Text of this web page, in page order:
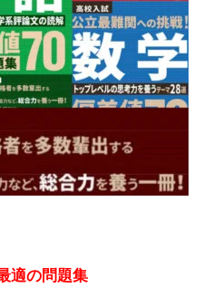
適の問題集